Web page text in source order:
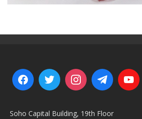
Soho Capital Building, 19th Floor